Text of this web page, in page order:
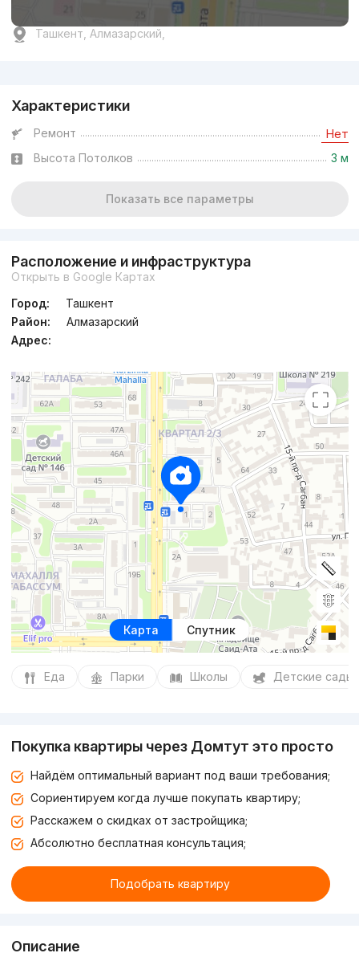
Ташкент, Алмазарский,
Характеристики
Ремонт Нет
Высота Потолков 3 м
Показать все параметры
Расположение и инфраструктура
Открыть в Google Картах
Город:
Ташкент
Район:
Алмазарский
Адрес:
Карта Спутник
Еда Парки Школы Детские сады
Покупка квартиры через Домтут это просто
Найдём оптимальный вариант под ваши требования;
Сориентируем когда лучше покупать квартиру;
Расскажем о скидках от застройщика;
Абсолютно бесплатная консультация;
Подобрать квартиру
Описание